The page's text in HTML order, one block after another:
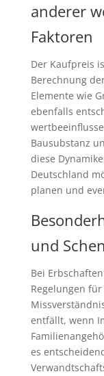
anderer
Faktoren
Der Kaufpreis
Berechnung
Elemente wie
ebenfalls
Bausubstanz
diese
Deutschland
planen und
und
Bei
Regelungen
entfällt, wenn
es